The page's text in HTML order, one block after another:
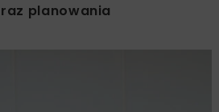
planowania